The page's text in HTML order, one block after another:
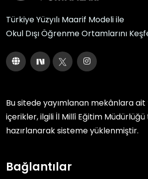
Türkiye Yüzyılı Maarif Modeli ile
Okul Dışı Öğrenme Ortamlarını
Bu sitede yayımlanan mekânlara
içerikler, ilgili İl Millî Eğitim Müdürlüğü
hazırlanarak sisteme yüklenmiştir.
Bağlantılar